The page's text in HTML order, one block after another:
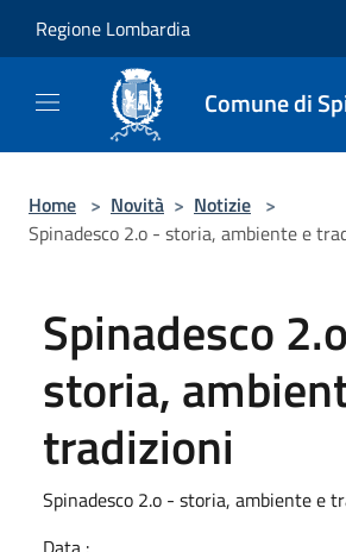
Regione Lombardia
Comune di
Home > Novità > Notizie >
Spinadesco 2.o - storia, ambiente e
Spinadesco
storia,
tradizioni
Spinadesco 2.o - storia, ambiente e